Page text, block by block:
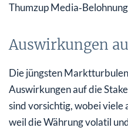
Thumzup
Auswirkungen
Die jüngsten
Auswirkungen auf die
sind vorsichtig, wobei viele
weil die Währung volatil